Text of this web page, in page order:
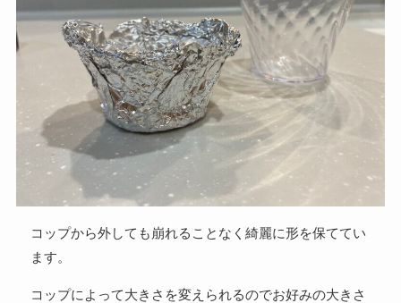
コップから外しても崩れることなく綺麗に形を保ててい
ます。
コップによって大きさを変えられるのでお好みの大きさ